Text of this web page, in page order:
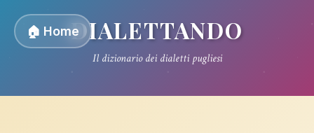
🏠 HomeDIALETTANDO
Il dizionario dei dialetti pugliesi